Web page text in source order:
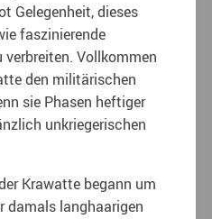
Gelegenheit, dieses
faszinierende
Vollkommen
den militärischen
sie Phasen heftiger
unkriegerischen
Krawatte begann um
damals langhaarigen